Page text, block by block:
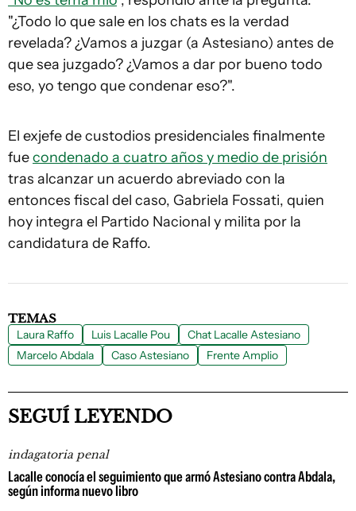
"¿Todo lo que sale en los chats es la verdad
revelada? ¿Vamos a juzgar (a Astesiano) antes de
que sea juzgado? ¿Vamos a dar por bueno todo
eso, yo tengo que condenar eso?".
El exjefe de custodios presidenciales finalmente
fuecondenado a cuatro años y medio de prisión
tras alcanzar un acuerdo abreviado con la
entonces fiscal del caso, Gabriela Fossati, quien
hoy integra el Partido Nacional y milita por la
candidatura de Raffo.
TEMAS
Laura Raffo Luis Lacalle Pou
Chat Lacalle Astesiano
Marcelo Abdala
Caso Astesiano Frente Amplio
SEGUÍ LEYENDO
indagatoria penal
Lacalle conocía el seguimiento que armó Astesiano contra Abdala,
según informa nuevo libro